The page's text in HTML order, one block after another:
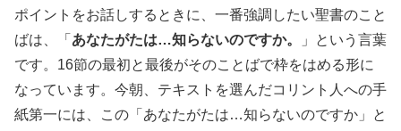
ポイントをお話しするときに、一番強調したい聖書のこと
ばは、「 あなたがたは…知らないのですか。
」という言葉
です。16節の最初と最後がそのことばで枠をはめる形に
なっています。今朝、テキストを選んだコリント人への手
紙第一には、この「あなたがたは…知らないのですか」と